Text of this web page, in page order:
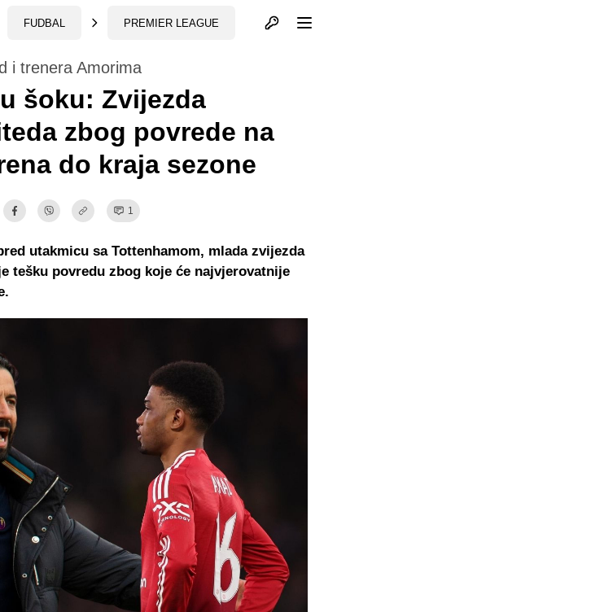
FUDBAL PREMIER LEAGUE Otvori profil
i trenera Amorima
šoku: Zvijezda
zbog povrede na
do kraja sezone
1
utakmicu sa Tottenhamom, mlada zvijezda
tešku povredu zbog koje će najvjerovatnije